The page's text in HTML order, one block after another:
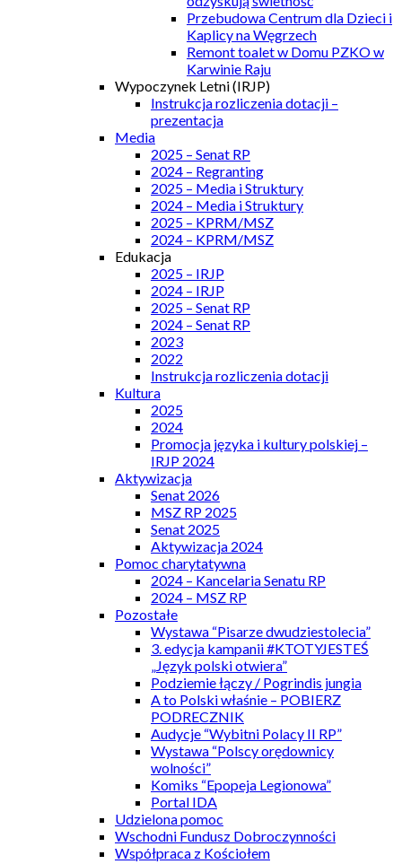
Przebudowa Centrum dla Dzieci i
Kaplicy na Węgrzech
Remont toalet w Domu PZKO w
Karwinie Raju
Wypoczynek Letni (IRJP)
Instrukcja rozliczenia dotacji –
prezentacja
Media
2025 – Senat RP
2024 – Regranting
2025 – Media i Struktury
2024 – Media i Struktury
2025 – KPRM/MSZ
2024 – KPRM/MSZ
Edukacja
2025 – IRJP
2024 – IRJP
2025 – Senat RP
2024 – Senat RP
2023
2022
Instrukcja rozliczenia dotacji
Kultura
2025
2024
Promocja języka i kultury polskiej –
IRJP 2024
Aktywizacja
Senat 2026
MSZ RP 2025
Senat 2025
Aktywizacja 2024
Pomoc charytatywna
2024 – Kancelaria Senatu RP
2024 – MSZ RP
Pozostałe
Wystawa “Pisarze dwudziestolecia”
3. edycja kampanii #KTOTYJESTEŚ
„Język polski otwiera”
Podziemie łączy / Pogrindis jungia
A to Polski właśnie – POBIERZ
PODRECZNIK
Audycje “Wybitni Polacy II RP”
Wystawa “Polscy orędownicy
wolności”
Komiks “Epopeja Legionowa”
Portal IDA
Udzielona pomoc
Wschodni Fundusz Dobroczynności
Współpraca z Kościołem